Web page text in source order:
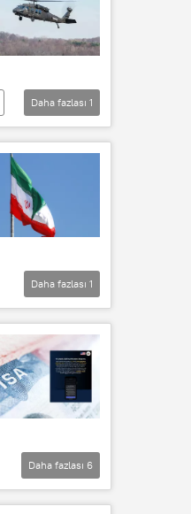
Daha fazlası 1
Daha fazlası 1
Daha fazlası 6